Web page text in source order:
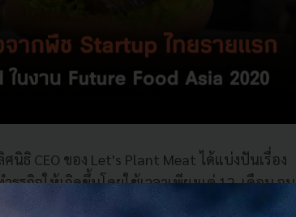
ธิ CEO ของ Let's Plant Meat ได้แบ่งปันเรื่อง
ธุรกิจให้เกิดขึ้นโดยใช้เวลาเพียงแค่ 12 เดือน จน